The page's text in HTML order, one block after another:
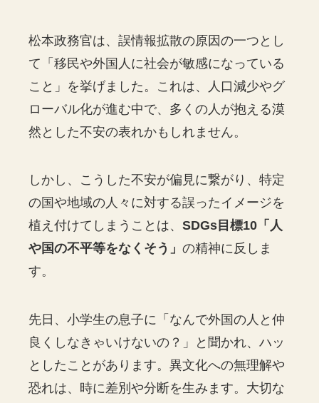
松本政務官は、誤情報拡散の原因の一つとし
て「移民や外国人に社会が敏感になっている
こと」を挙げました。これは、人口減少やグ
ローバル化が進む中で、多くの人が抱える漠
然とした不安の表れかもしれません。
しかし、こうした不安が偏見に繋がり、特定
の国や地域の人々に対する誤ったイメージを
植え付けてしまうことは、SDGs目標10「人
や国の不平等をなくそう」の精神に反しま
す。
先日、小学生の息子に「なんで外国の人と仲
良くしなきゃいけないの？」と聞かれ、ハッ
としたことがあります。異文化への無理解や
恐れは、時に差別や分断を生みます。大切な